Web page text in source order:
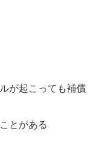
が起こっても補償
とがある